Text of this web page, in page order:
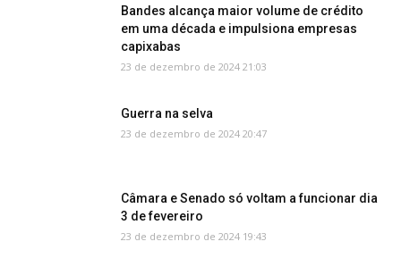
Bandes alcança maior volume de crédito
em uma década e impulsiona empresas
capixabas
23 de dezembro de 2024 21:03
Guerra na selva
23 de dezembro de 2024 20:47
Câmara e Senado só voltam a funcionar dia
3 de fevereiro
23 de dezembro de 2024 19:43